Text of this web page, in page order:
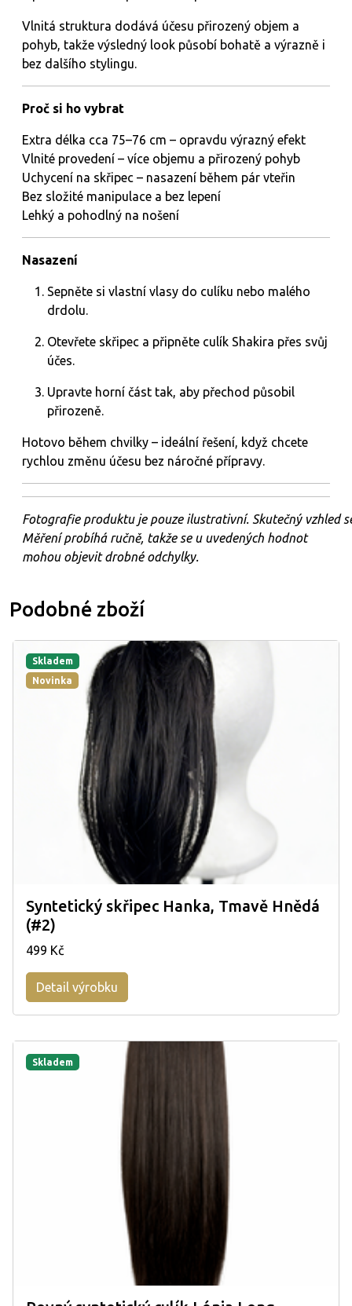
Vlnitá struktura dodává účesu přirozený objem a
pohyb, takže výsledný look působí bohatě a výrazně i
bez dalšího stylingu.
Proč si ho vybrat
Extra délka cca 75–76 cm – opravdu výrazný efekt
Vlnité provedení – více objemu a přirozený pohyb
Uchycení na skřipec – nasazení během pár vteřin
Bez složité manipulace a bez lepení
Lehký a pohodlný na nošení
Nasazení
Sepněte si vlastní vlasy do culíku nebo malého
drdolu.
Otevřete skřipec a připněte culík Shakira přes svůj
účes.
Upravte horní část tak, aby přechod působil
přirozeně.
Hotovo během chvilky – ideální řešení, když chcete
rychlou změnu účesu bez náročné přípravy.
Fotografie produktu je pouze ilustrativní. Skutečný vzhled
Měření probíhá ručně, takže se u uvedených hodnot
mohou objevit drobné odchylky.
Podobné zboží
Skladem
Novinka
Syntetický skřipec Hanka, Tmavě Hnědá
(#2)
499 Kč
Detail výrobku
Skladem